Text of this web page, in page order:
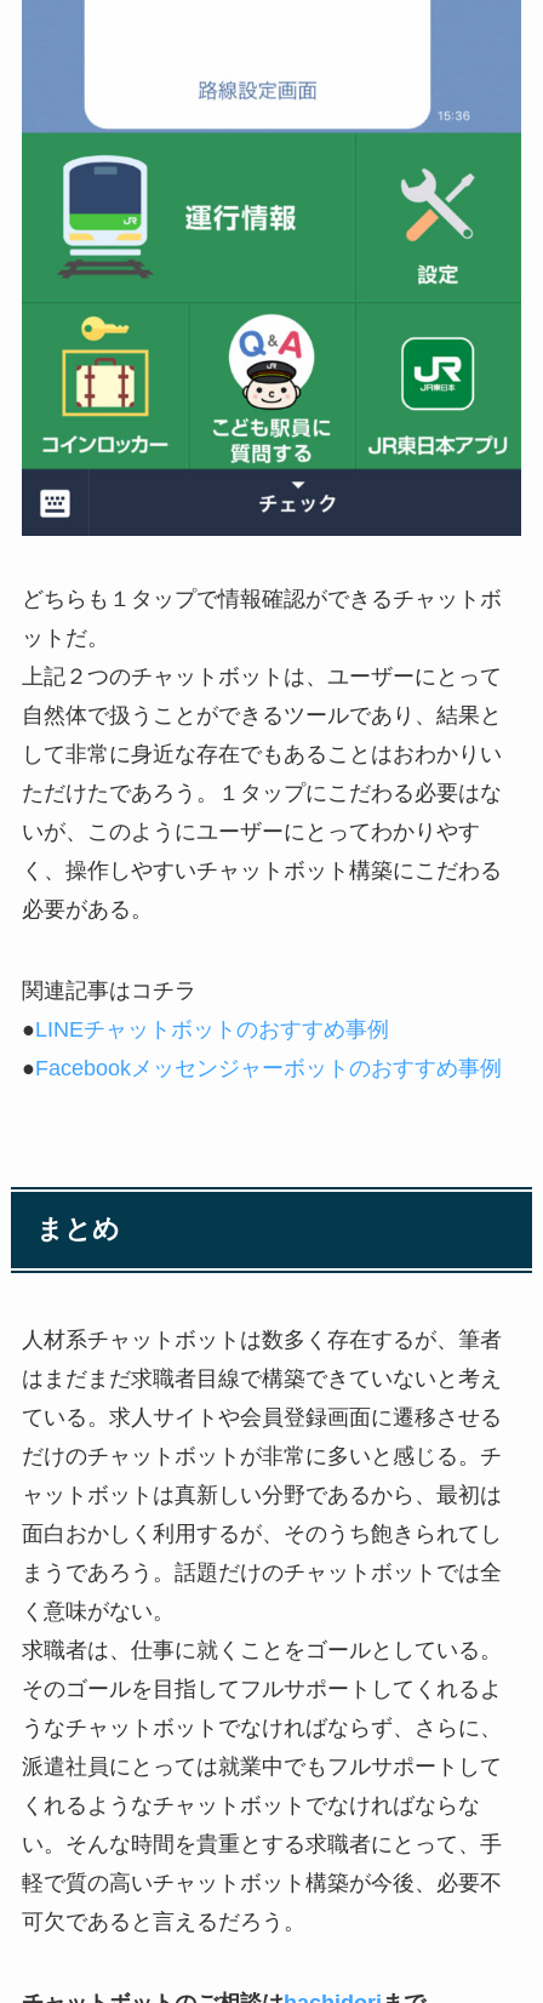
どちらも１タップで情報確認ができるチャットボ
ットだ。
上記２つのチャットボットは、ユーザーにとって
自然体で扱うことができるツールであり、結果と
して非常に身近な存在でもあることはおわかりい
ただけたであろう。１タップにこだわる必要はな
いが、このようにユーザーにとってわかりやす
く、操作しやすいチャットボット構築にこだわる
必要がある。
関連記事はコチラ
●LINEチャットボットのおすすめ事例
●Facebookメッセンジャーボットのおすすめ事例
まとめ
人材系チャットボットは数多く存在するが、筆者
はまだまだ求職者目線で構築できていないと考え
ている。求人サイトや会員登録画面に遷移させる
だけのチャットボットが非常に多いと感じる。チ
ャットボットは真新しい分野であるから、最初は
面白おかしく利用するが、そのうち飽きられてし
まうであろう。話題だけのチャットボットでは全
く意味がない。
求職者は、仕事に就くことをゴールとしている。
そのゴールを目指してフルサポートしてくれるよ
うなチャットボットでなければならず、さらに、
派遣社員にとっては就業中でもフルサポートして
くれるようなチャットボットでなければならな
い。そんな時間を貴重とする求職者にとって、手
軽で質の高いチャットボット構築が今後、必要不
可欠であると言えるだろう。